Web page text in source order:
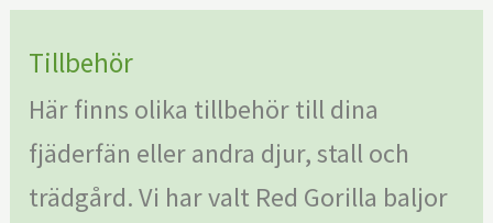
Tillbehör
Här finns olika tillbehör till dina
fjäderfän eller andra djur, stall och
trädgård. Vi har valt Red Gorilla baljor